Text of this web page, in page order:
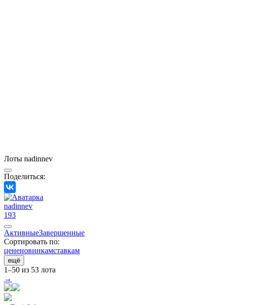
Лоты nadinnev
Поделиться:
nadinnev
193
АктивныеЗавершенные
Сортировать по:
цененовинкамставкам
ещё
1–50 из 53 лота
→